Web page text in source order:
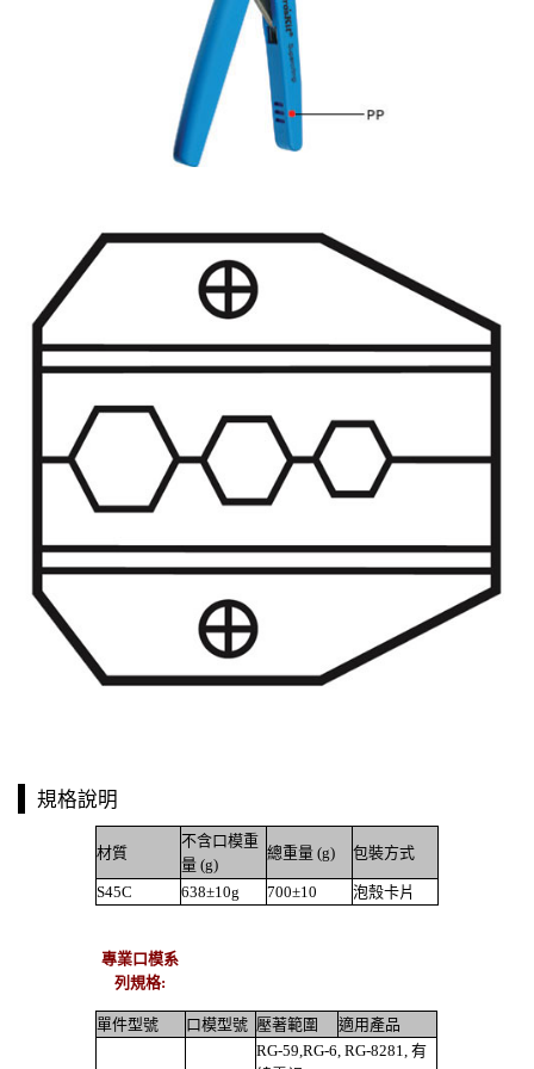
規格說明
材質
不含口模重
量 (g)
總重量 (g) 包裝方式
S45C 638±10g 700±10 泡殼卡片
專業口模系
列規格:
單件型號 口模型號 壓著範圍
適用產品
RG-59,RG-6, RG-8281, 有